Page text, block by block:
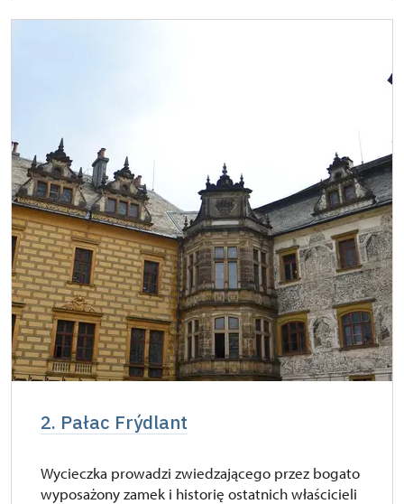
2. Pałac Frýdlant
Wycieczka prowadzi zwiedzającego przez bogato
wyposażony zamek i historię ostatnich właścicieli